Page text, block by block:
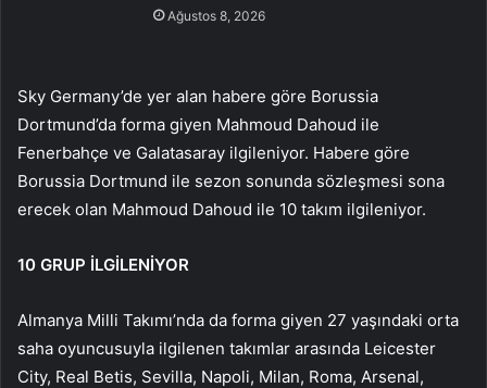
Ağustos 8, 2026
Sky Germany’de yer alan habere göre Borussia
Dortmund’da forma giyen Mahmoud Dahoud ile
Fenerbahçe ve Galatasaray ilgileniyor. Habere göre
Borussia Dortmund ile sezon sonunda sözleşmesi sona
erecek olan Mahmoud Dahoud ile 10 takım ilgileniyor.
10 GRUP İLGİLENİYOR
Almanya Milli Takımı’nda da forma giyen 27 yaşındaki orta
saha oyuncusuyla ilgilenen takımlar arasında Leicester
City, Real Betis, Sevilla, Napoli, Milan, Roma, Arsenal,